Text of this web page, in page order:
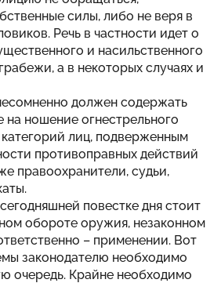
силы, либо не веря в
Речь в частности идет о
и насильственного
а в некоторых случаях и
должен содержать
ношение огнестрельного
лиц, подверженным
противоправных действий
правоохранители, судьи,
повестке дня стоит
обороте оружия, незаконном
– применении. Вот
законодателю необходимо
очередь. Крайне необходимо